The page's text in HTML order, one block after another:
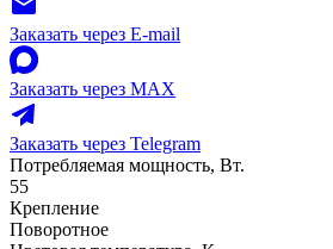
Заказать через E-mail
Заказать через MAX
Заказать через Telegram
Потребляемая мощность, Вт.
55
Крепление
Поворотное